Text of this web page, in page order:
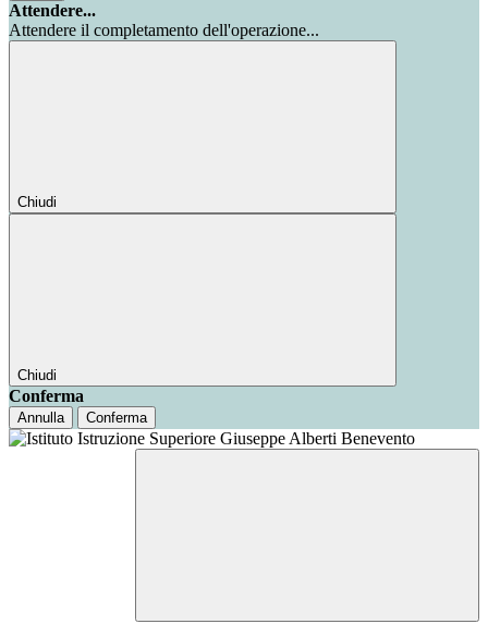
Attendere...
Attendere il completamento dell'operazione...
Chiudi
Chiudi
Conferma
Annulla Conferma